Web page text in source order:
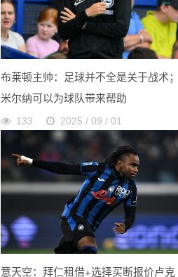
布莱顿主帅：足球并不全是关于战术；
米尔纳可以为球队带来帮助
133 2025 / 09 / 01
意天空：拜仁租借+选择买断报价卢克